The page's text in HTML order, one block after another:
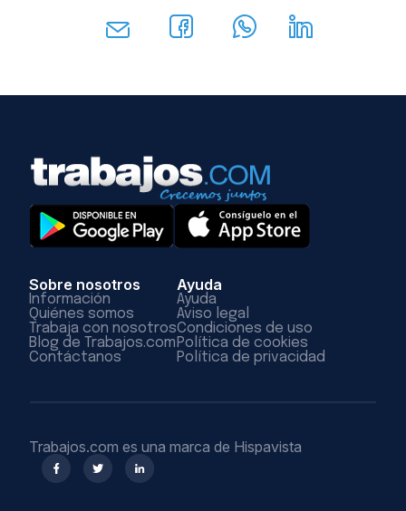
Sobre nosotros
Información
Quiénes somos
Trabaja con nosotros
Blog de Trabajos.com
Contáctanos
Ayuda
Ayuda
Aviso legal
Condiciones de uso
Política de cookies
Política de privacidad
Trabajos.com es una marca de Hispavista